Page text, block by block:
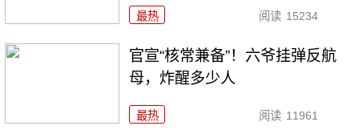
最热 阅读 15234
官宣“核常兼备”！六爷挂弹反航
母，炸醒多少人
最热 阅读 11961